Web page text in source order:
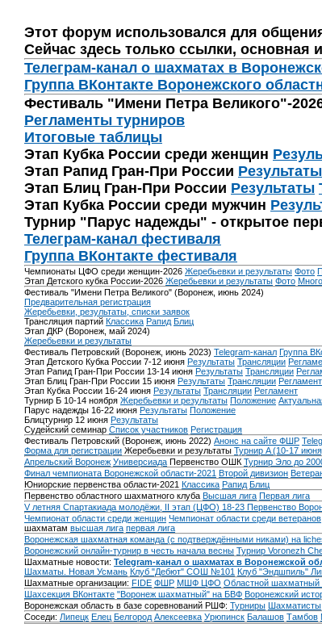
Этот форум использовался для
Сейчас здесь только ссылки, основная
Телеграм-канал о шахматах в
Группа ВКонтакте Воронежского
Фестиваль "Имени Петра Великого"-
Регламенты турниров
Итоговые таблицы
Этап Кубка России среди женщин
Этап Рапид Гран-При России Результаты
Этап Блиц Гран-При России Результаты
Этап Кубка России среди мужчин
Турнир "Парус надежды" - открытое
Телеграм-канал фестиваля
Группа ВКонтакте фестиваля
Чемпионаты ЦФО среди женщин-2026 Жеребьевки и результаты Фото
Этап Детского кубка России-2026 Жеребьевки и результаты Фото
Фестиваль "Имени Петра Великого" (Воронеж, июнь 2024)
Предварительная регистрация
Жеребьевки, результаты, списки заявок
Трансляция партий Классика Рапид Блиц
Этап ДКР (Воронеж, май 2024)
Жеребьевки и результаты
Фестиваль Петровский (Воронеж, июнь 2023) Telegram-канал Группа
Этап Детского Кубка России 7-12 июня Результаты Трансляции
Этап Рапид Гран-При России 13-14 июня Результаты Трансляции
Этап Блиц Гран-При России 15 июня Результаты Трансляции Регламент
Этап Кубка России 16-24 июня Результаты Трансляции Регламент
Турнир Б 10-14 ноября Жеребьевки и результаты Положение
Парус надежды 16-22 июня Результаты Положение
Блицтурнир 12 июня Результаты
Судейский семинар Список участников Регистрация
Фестиваль Петровский (Воронеж, июнь 2022) Анонс на сайте ФШР
Форма для регистрации Жеребьевки и результаты Турнир A (10-17
Апрельский Воронеж Универсиада Первенство ОШК Турнир Эло до
Финал чемпионата Воронежской области-2021 Второй дивизион
Юниорские первенства области-2021 Классика Рапид Блиц
Первенство областного шахматного клуба Высшая лига Первая лига
V летняя Спартакиада молодёжи, II этап (ЦФО) 18-23 Первенство
Чемпионат области среди женщин Чемпионат области среди ветеранов
шахматам высшая лига первая лига
Воронежская шахматная команда (с подтверждёнными никами) на
Воронежский онлайн-турнир в честь начала весны Турнир Voronezh
Шахматные новости: Telegram-канал о шахматах в Воронежской
Шахматы. Новая Усмань Клуб "Дебют" СОШ №101 Клуб "Эндшпиль"
Шахматные организации: FIDE ФШР МШФ ЦФО Областной шахматный
Шахсекция ВКонтакте "Воронеж шахматный" на БВФ Воронежский
Воронежская область в базе соревнований РШФ: Турниры Шахматисты
Соседи: Липецк Елец Белгород Алексеевка Урюпинск Балашов Тамбов